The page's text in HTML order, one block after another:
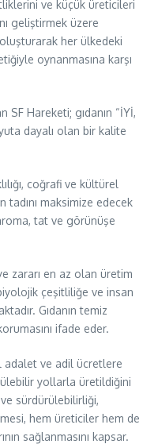
ve küçük üreticileri
geliştirmek üzere
her ülkedeki
oynanmasına karşı
Hareketi; gıdanın “İYİ,
dayalı olan bir kalite
coğrafi ve kültürel
tadını maksimize edecek
tat ve görünüşe
zararı en az olan üretim
çeşitliliğe ve insan
Gıdanın temiz
ifade eder.
adalet ve adil ücretlere
yollarla üretildiğini
sürdürülebilirliği,
hem üreticiler hem de
sağlanmasını kapsar.